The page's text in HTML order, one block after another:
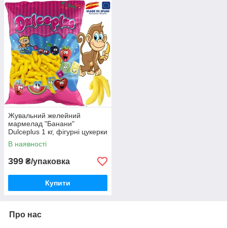
Жувальний желейний
мармелад "Банани"
Dulceplus 1 кг, фігурні цукерки
Made in Spain
В наявності
399 ₴/упаковка
Купити
Про нас